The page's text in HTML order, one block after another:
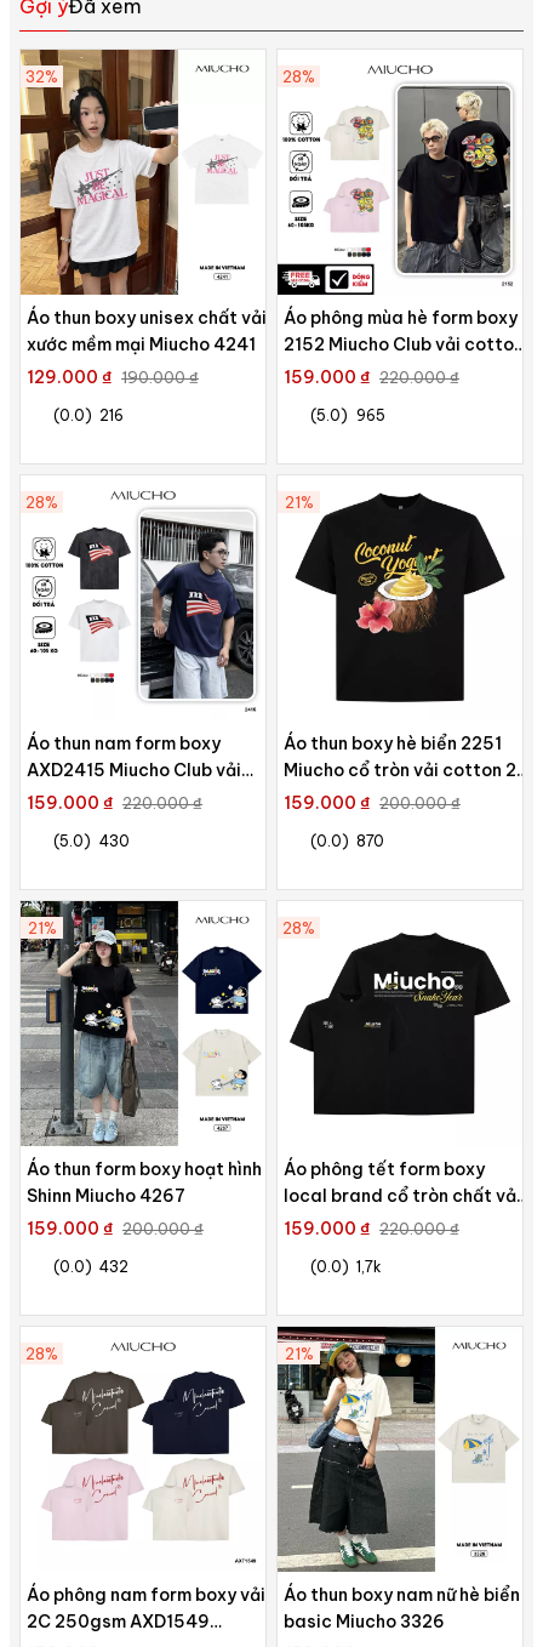
Gợi ýĐã xem
32%
Áo thun boxy unisex chất vải
xước mềm mại Miucho 4241
129.000 ₫ 190.000 ₫
(0.0) 216
28%
Áo phông mùa hè form boxy
2152 Miucho Club vải cotton
2c 250gsm cổ tròn thoáng
159.000 ₫ 220.000 ₫
(5.0) 965
28%
Áo thun nam form boxy
AXD2415 Miucho Club vải
cotton 2 chiều thoáng mát
159.000 ₫ 220.000 ₫
(5.0) 430
21%
Áo thun boxy hè biển 2251
Miucho cổ tròn vải cotton 2c
250gsm đứng form in mix
159.000 ₫ 200.000 ₫
(0.0) 870
21%
Áo thun form boxy hoạt hình
Shinn Miucho 4267
159.000 ₫ 200.000 ₫
(0.0) 432
28%
Áo phông tết form boxy
local brand cổ tròn chất vải
cotton 2c 250gsm 1821
159.000 ₫ 220.000 ₫
(0.0) 1,7k
28%
Áo phông nam form boxy vải
2C 250gsm AXD1549
21%
Áo thun boxy nam nữ hè biển
basic Miucho 3326